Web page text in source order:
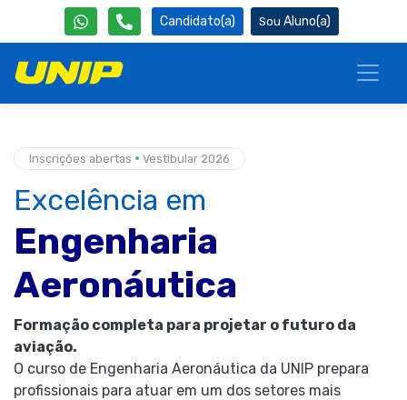
Candidato(a) Aluno(a)
Inscrições abertas • Vestibular 2026
Excelência em
Engenharia
Aeronáutica
Formação completa para projetar o futuro da
aviação.
O curso de Engenharia Aeronáutica da UNIP prepara
profissionais para atuar em um dos setores mais